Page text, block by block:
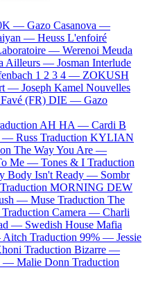
— Gazo Casanova —
— Heuss L'enfoiré
— Werenoi Meuda
Ailleurs — Josman Interlude
1 2 3 4 — ZOKUSH
— Joseph Kamel Nouvelles
Favé (FR) DIE — Gazo
AH HA — Cardi B
— Russ Traduction KYLIAN
The Way You Are —
Me — Tones & I Traduction
Body Isn't Ready — Sombr
Traduction MORNING DEW
— Muse Traduction The
Traduction Camera — Charli
— Swedish House Mafia
Aitch Traduction 99% — Jessie
Traduction Bizarre —
— Malie Donn Traduction